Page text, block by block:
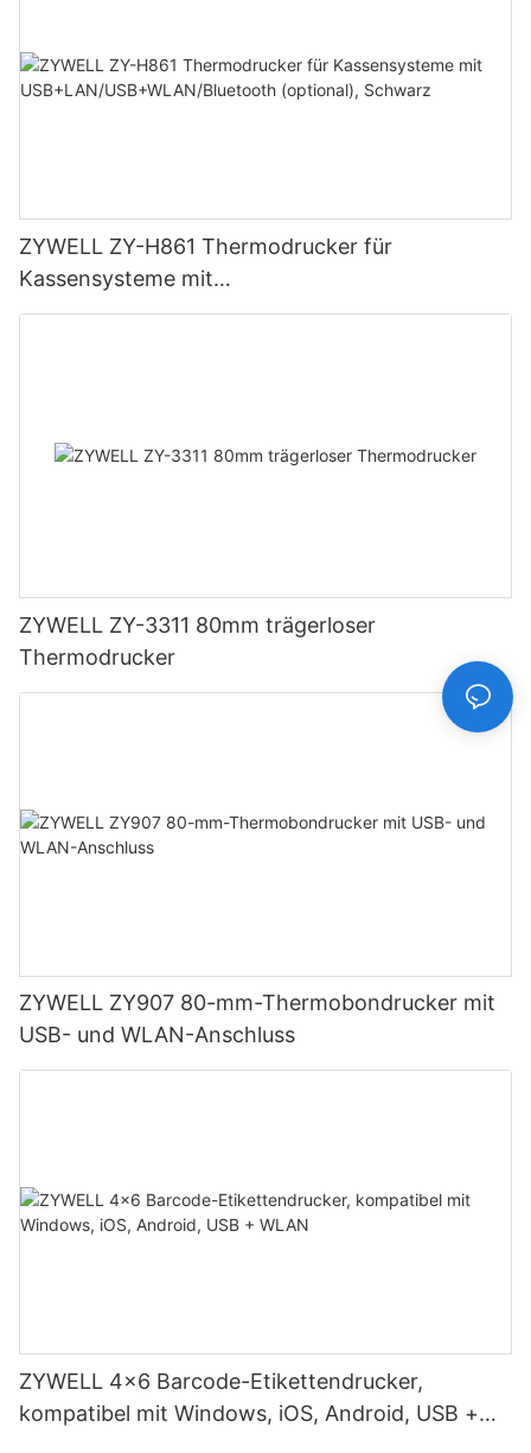
ZYWELL ZY-H861 Thermodrucker für
Kassensysteme mit
USB+LAN/USB+WLAN/Bluetooth (optional),
ZYWELL ZY-3311 80mm trägerloser
Thermodrucker
ZYWELL ZY907 80-mm-Thermobondrucker mit
USB- und WLAN-Anschluss
ZYWELL 4x6 Barcode-Etikettendrucker,
kompatibel mit Windows, iOS, Android, USB +